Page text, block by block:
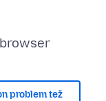
problem tež